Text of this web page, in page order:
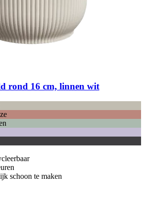
rond 16 cm, linnen wit
schoon te maken